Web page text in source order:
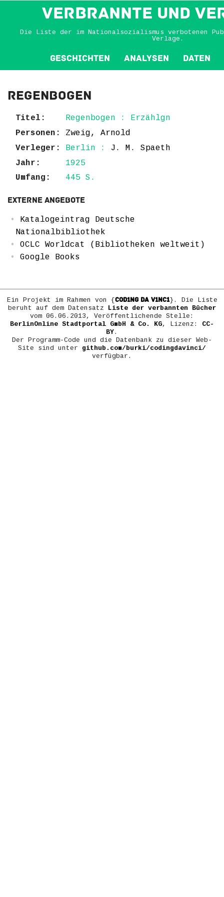
VERBRANNTE und
Die Liste der im Nationalsozialismus verbotenen
Verlage.
Geschichten Analysen Daten
Regenbogen
Titel:
Regenbogen : Erzählgn
Personen:
Zweig, Arnold
Verleger:
Berlin :
J. M. Spaeth
Jahr:
1925
Umfang:
445 S.
Externe Angebote
Katalogeintrag Deutsche
Nationalbibliothek
OCLC Worldcat (Bibliotheken weltweit)
Google Books
Ein Projekt im Rahmen von {COD1NG DA V1NC1}. Die Liste
beruht auf dem Datensatz Liste der verbannten Bücher
vom 06.06.2013, Veröffentlichende Stelle:
BerlinOnline Stadtportal GmbH & Co. KG, Lizenz: CC-
BY.
Der Programm-Code und die Datenbank zu dieser Web-
Site sind unter github.com/burki/codingdavinci/
verfügbar.